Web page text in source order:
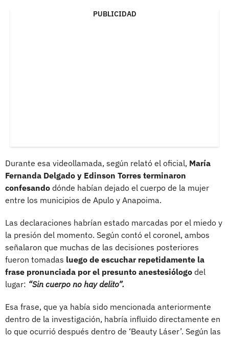
PUBLICIDAD
Durante esa videollamada, según relató el oficial, María
Fernanda Delgado y Edinson Torres terminaron
confesando dónde habían dejado el cuerpo de la mujer
entre los municipios de Apulo y Anapoima.
Las declaraciones habrían estado marcadas por el miedo y
la presión del momento. Según contó el coronel, ambos
señalaron que muchas de las decisiones posteriores
fueron tomadas luego de escuchar repetidamente la
frase pronunciada por el presunto anestesiólogo del
lugar: “Sin cuerpo no hay delito”.
Esa frase, que ya había sido mencionada anteriormente
dentro de la investigación, habría influido directamente en
lo que ocurrió después dentro de ‘Beauty Láser’. Según las